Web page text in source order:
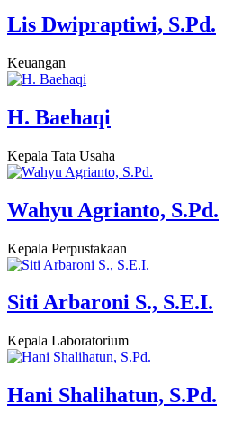
Lis Dwipraptiwi, S.Pd.
Keuangan
H. Baehaqi
Kepala Tata Usaha
Wahyu Agrianto, S.Pd.
Kepala Perpustakaan
Siti Arbaroni S., S.E.I.
Kepala Laboratorium
Hani Shalihatun, S.Pd.